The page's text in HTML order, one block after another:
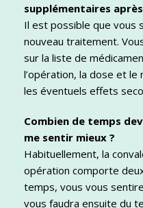
supplémentaires
Il est possible que vous
nouveau traitement.
sur la liste de
l’opération, la dose et
les éventuels effets
Combien de temps
me sentir mieux ?
Habituellement, la
opération comporte
temps, vous vous
vous faudra ensuite du